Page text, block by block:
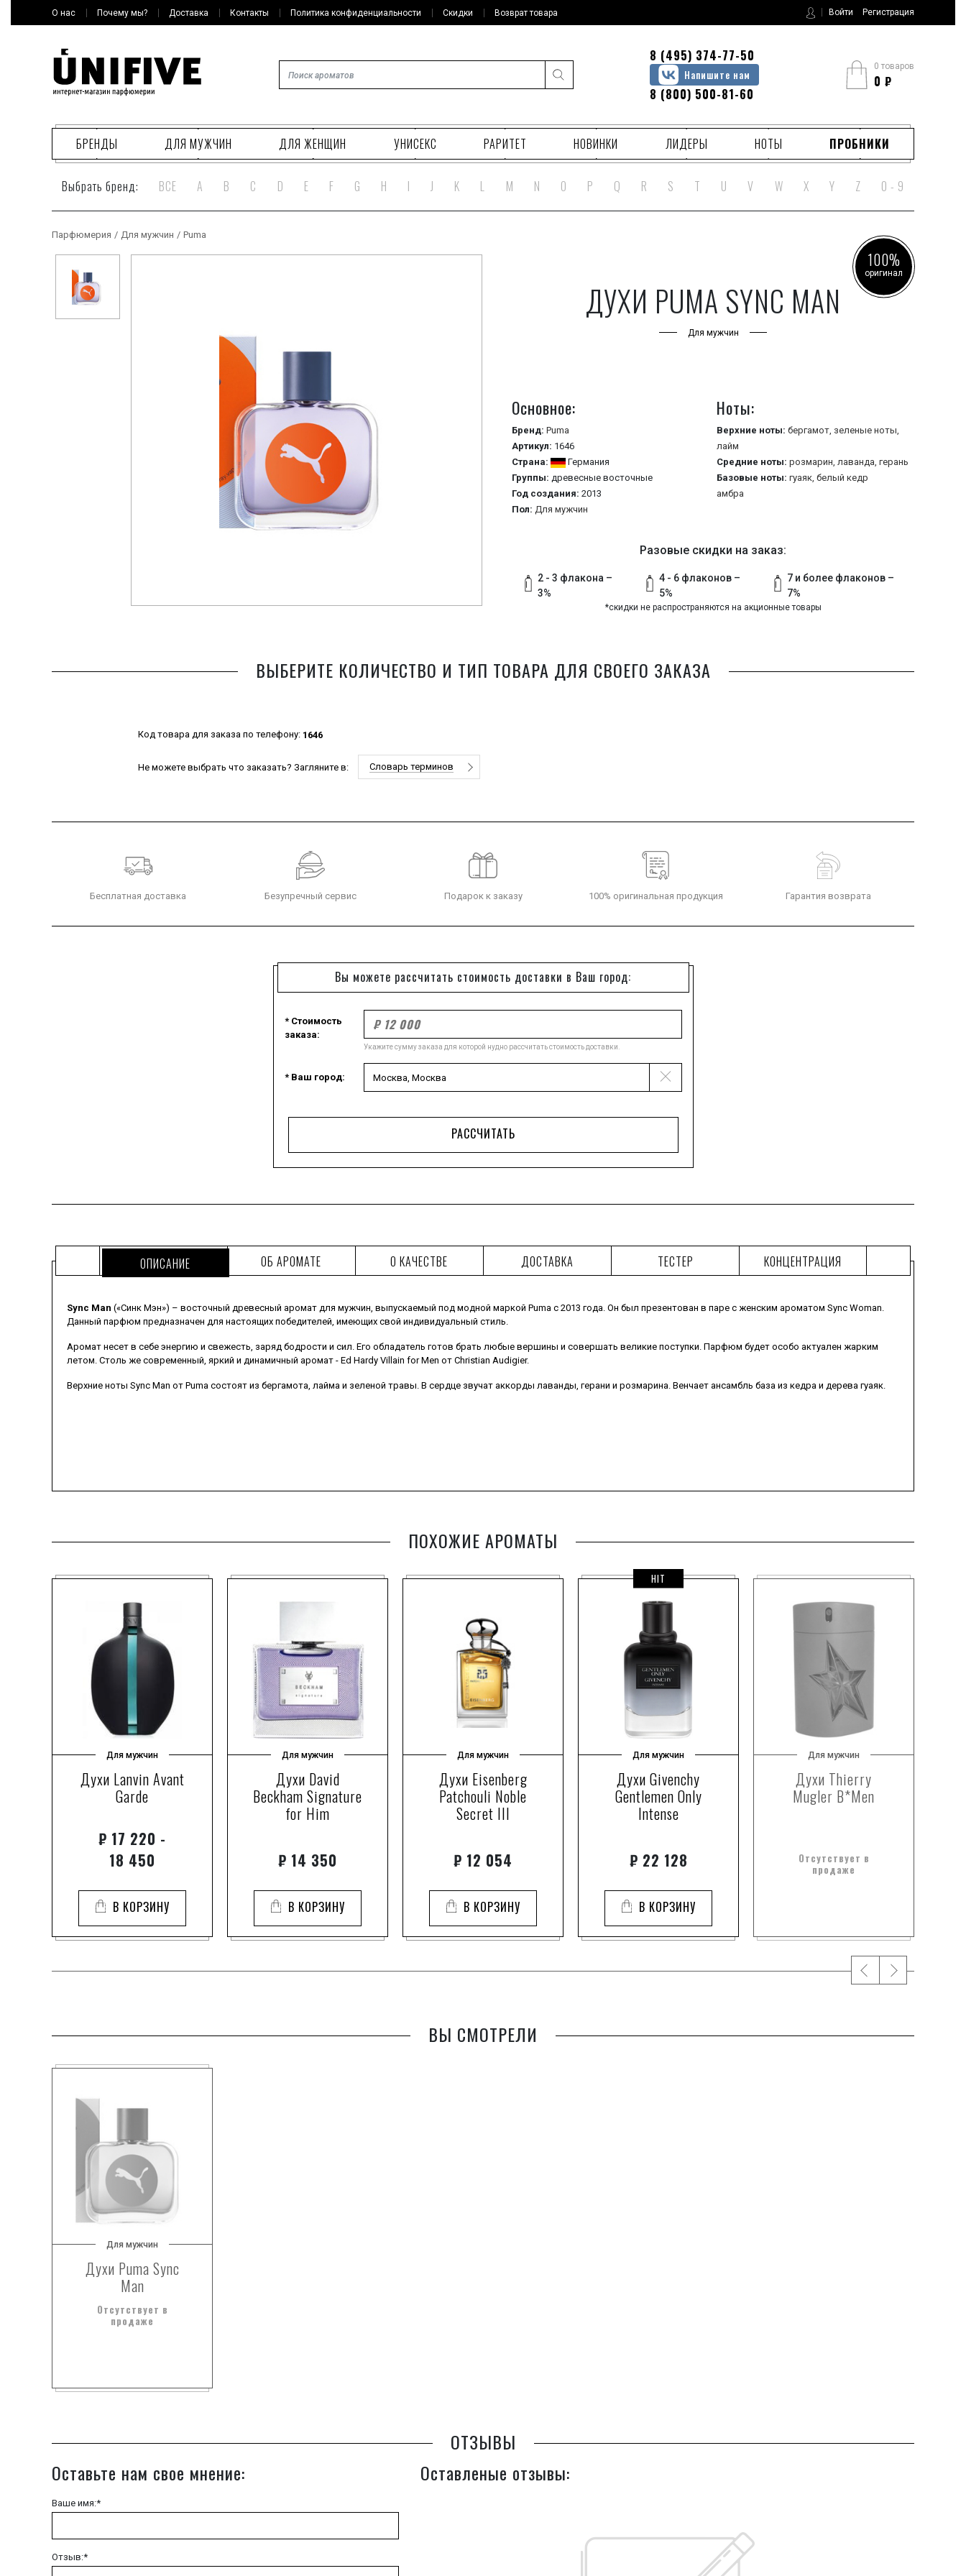
О нас Почему мы? Доставка Контакты Политика конфиденциальности Скидки Возврат товара Войти Регистрация
8 (495) 374-77-50
Напишите нам
8 (800) 500-81-60
0 товаров
0 ₽
БРЕНДЫ ДЛЯ МУЖЧИН ДЛЯ ЖЕНЩИН УНИСЕКС РАРИТЕТ НОВИНКИ ЛИДЕРЫ НОТЫ ПРОБНИКИ
Выбрать бренд: ВСЕ A B C D E F G H I J K L M N O P Q R S T U V W X Y Z 0 - 9
Парфюмерия / Для мужчин / Puma
100%
оригинал
ДУХИ PUMA SYNC MAN
Для мужчин
Основное:
Бренд: Puma
Артикул: 1646
Страна:
Германия
Группы: древесные восточные
Год создания: 2013
Пол: Для мужчин
Ноты:
Верхние ноты: бергамот, зеленые ноты,
лайм
Средние ноты: розмарин, лаванда, герань
Базовые ноты: гуаяк, белый кедр
амбра
Разовые скидки на заказ:
2 - 3 флакона –
3%
4 - 6 флаконов –
5%
7 и более флаконов –
7%
*скидки не распространяются на акционные товары
ВЫБЕРИТЕ КОЛИЧЕСТВО И ТИП ТОВАРА ДЛЯ СВОЕГО ЗАКАЗА
Код товара для заказа по телефону: 1646
Не можете выбрать что заказать? Загляните в: Словарь терминов
Бесплатная доставка Безупречный сервис Подарок к заказу 100% оригинальная продукция Гарантия возврата
Вы можете рассчитать стоимость доставки в Ваш город:
* Стоимость
заказа:
Укажите сумму заказа для которой нудно рассчитать стоимость доставки.
* Ваш город:
РАССЧИТАТЬ
ОПИСАНИЕ ОБ АРОМАТЕ О КАЧЕСТВЕ ДОСТАВКА ТЕСТЕР КОНЦЕНТРАЦИЯ
Sync Man («Синк Мэн») – восточный древесный аромат для мужчин, выпускаемый под модной маркой Puma с 2013 года. Он был презентован в паре с женским ароматом Sync Woman.
Данный парфюм предназначен для настоящих победителей, имеющих свой индивидуальный стиль.
Аромат несет в себе энергию и свежесть, заряд бодрости и сил. Его обладатель готов брать любые вершины и совершать великие поступки. Парфюм будет особо актуален жарким
летом. Столь же современный, яркий и динамичный аромат - Ed Hardy Villain for Men от Christian Audigier.
Верхние ноты Sync Man от Puma состоят из бергамота, лайма и зеленой травы. В сердце звучат аккорды лаванды, герани и розмарина. Венчает ансамбль база из кедра и дерева гуаяк.
ПОХОЖИЕ АРОМАТЫ
Для мужчин
Духи Lanvin Avant
Garde
₽ 17 220 -
18 450
В КОРЗИНУ
Для мужчин
Духи David
Beckham Signature
for Him
₽ 14 350
В КОРЗИНУ
Для мужчин
Духи Eisenberg
Patchouli Noble
Secret III
₽ 12 054
В КОРЗИНУ
HIT
Для мужчин
Духи Givenchy
Gentlemen Only
Intense
₽ 22 128
В КОРЗИНУ
Для мужчин
Духи Thierry
Mugler B*Men
Отсутствует в
продаже
ВЫ СМОТРЕЛИ
Для мужчин
Духи Puma Sync
Man
Отсутствует в
продаже
ОТЗЫВЫ
Оставьте нам свое мнение:
Ваше имя:*
Отзыв:*
Оставленые отзывы: